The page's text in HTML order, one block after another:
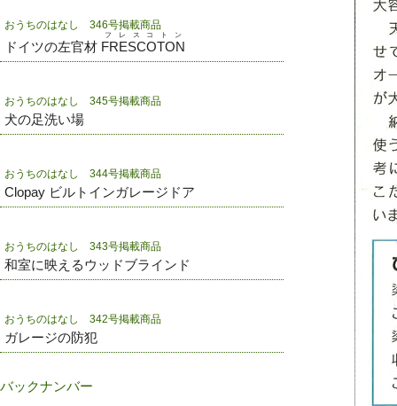
おうちのはなし 346号掲載商品
ドイツの左官材 FRESCOTON
フレスコトン
おうちのはなし 345号掲載商品
犬の足洗い場
おうちのはなし 344号掲載商品
Clopay ビルトインガレージドア
おうちのはなし 343号掲載商品
和室に映えるウッドブラインド
おうちのはなし 342号掲載商品
ガレージの防犯
バックナンバー